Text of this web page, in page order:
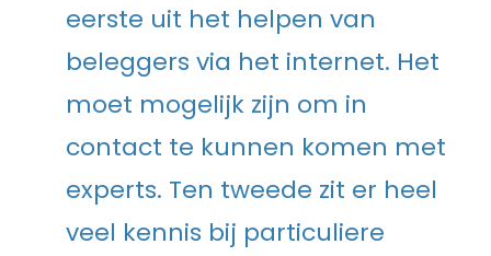
eerste uit het helpen van
beleggers via het internet. Het
moet mogelijk zijn om in
contact te kunnen komen met
experts. Ten tweede zit er heel
veel kennis bij particuliere